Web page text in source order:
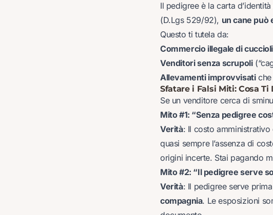
Il pedigree è la carta
(D.Lgs 529/92), un cane può
Questo ti tutela da:
Commercio illegale di cuccioli
Venditori senza scrupoli
Allevamenti improvvisatiche
Sfatare i Falsi Miti: Cosa
Se un venditore cerca di
Mito #1: “Senza pedigree
Verità: Il costo
quasi sempre l’assenza di
origini incerte. Stai pagando
Mito #2: “Il pedigree serve
Verità: Il pedigree serve
compagnia. Le esposizioni